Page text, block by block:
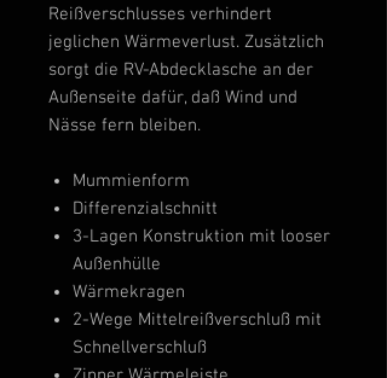
Reißverschlusses verhindert
jeglichen Wärmeverlust. Zusätzlich
sorgt die RV-Abdecklasche an der
Außenseite dafür, daß Wind und
Nässe fern bleiben.
Mummienform
Differenzialschnitt
3-Lagen Konstruktion mit looser
Außenhülle
Wärmekragen
2-Wege Mittelreißverschluß mit
Schnellverschluß